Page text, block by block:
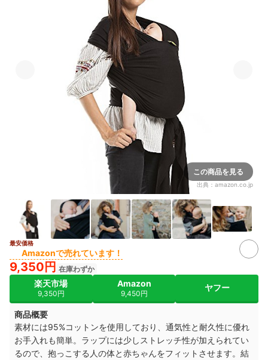
この商品を見る
出典： amazon.co.jp
最安価格
Amazonで売れています！
9,350円 在庫わずか
楽天市場
9,350円
Amazon
9,450円
ヤフー
商品概要
素材には95%コットンを使用しており、通気性と耐久性に優れ
お手入れも簡単。ラップには少しストレッチ性が加えられてい
るので、抱っこする人の体と赤ちゃんをフィットさせます。結